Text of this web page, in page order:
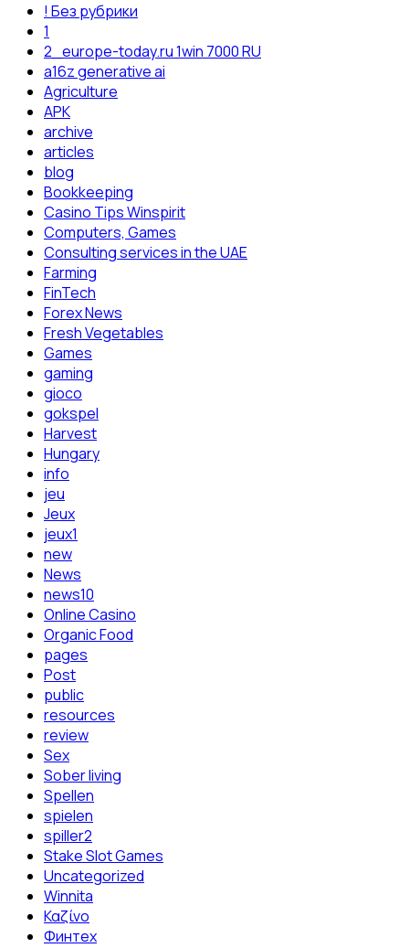
! Без рубрики
1
2_europe-today.ru 1win 7000 RU
a16z generative ai
Agriculture
APK
archive
articles
blog
Bookkeeping
Casino Tips Winspirit
Computers, Games
Consulting services in the UAE
Farming
FinTech
Forex News
Fresh Vegetables
Games
gaming
gioco
gokspel
Harvest
Hungary
info
jeu
Jeux
jeux1
new
News
news10
Online Casino
Organic Food
pages
Post
public
resources
review
Sex
Sober living
Spellen
spielen
spiller2
Stake Slot Games
Uncategorized
Winnita
Καζίνο
Финтех